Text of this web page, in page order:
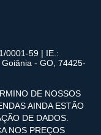
0001-59 | IE.:
- GO, 74425-
DE NOSSOS
AINDA ESTÃO
DE DADOS.
NOS PREÇOS